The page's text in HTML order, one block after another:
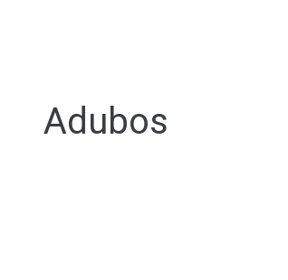
Adubos